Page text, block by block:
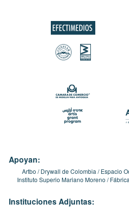
Apoyan:
Artbo Drywall de Colombia Espacio
Instituto Superio Mariano Moreno
Instituciones Adjuntas: